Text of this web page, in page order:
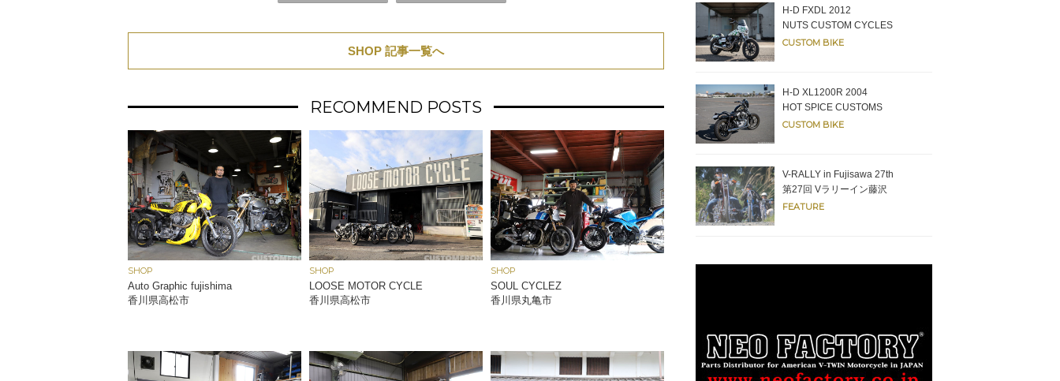
SHOP 記事一覧へ
RECOMMEND POSTS
SHOP
Auto Graphic fujishima
香川県高松市
SHOP
LOOSE MOTOR CYCLE
香川県高松市
SHOP
SOUL CYCLEZ
香川県丸亀市
H-D FXDL 2012
NUTS CUSTOM CYCLES
CUSTOM BIKE
H-D XL1200R 2004
HOT SPICE CUSTOMS
CUSTOM BIKE
V-RALLY in Fujisawa 27th
第27回 Vラリーイン藤沢
FEATURE